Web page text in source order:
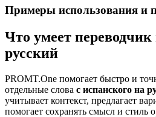
Примеры использования и
Что умеет
русский
PROMT.One помогает быстро и
отдельные слова с испанского на
учитывает контекст, предлагает
помогает сохранять смысл и стиль